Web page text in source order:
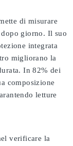
di misurare
giorno. Il suo
integrata
migliorano la
In 82% dei
composizione
letture
verificare la